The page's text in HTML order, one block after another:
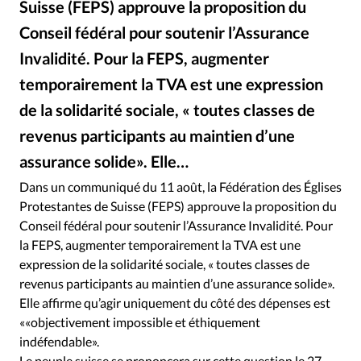
RUBRIQUES
Bible Culture
Mission
Monde People Politique
Société
Suisse (FEPS) approuve la proposition du
Conseil fédéral pour soutenir l’Assurance
Invalidité. Pour la FEPS, augmenter
temporairement la TVA est une expression
de la solidarité sociale, « toutes classes de
revenus participants au maintien d’une
assurance solide». Elle…
Dans un communiqué du 11 août, la Fédération des Églises
Protestantes de Suisse (FEPS) approuve la proposition du
Conseil fédéral pour soutenir l’Assurance Invalidité. Pour
la FEPS, augmenter temporairement la TVA est une
expression de la solidarité sociale, « toutes classes de
revenus participants au maintien d’une assurance solide».
Elle affirme qu’agir uniquement du côté des dépenses est
««objectivement impossible et éthiquement
indéfendable».